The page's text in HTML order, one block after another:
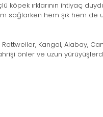
köpek ırklarının ihtiyaç
sağlarken hem şık hem de
Rottweiler, Kangal, Alabay,
önler ve uzun